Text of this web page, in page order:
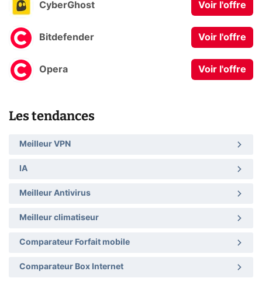
CyberGhost Voir l'offre
Bitdefender Voir l'offre
Opera Voir l'offre
Les tendances
Meilleur VPN
IA
Meilleur Antivirus
Meilleur climatiseur
Comparateur Forfait mobile
Comparateur Box Internet